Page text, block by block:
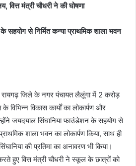
वित्त मंत्री चौधरी ने की घोषणा
सहयोग से निर्मित कन्या प्राथमिक शाला भवन
रायगढ़ जिले के नगर पंचायत लैलूंगा में 2 करोड़
विकास कार्यों का लोकार्पण और
जयदयाल सिंघानिया फाउंडेशन के सहयोग से
शाला भवन का लोकार्पण किया, साथ ही
की प्रतिमा का अनावरण भी किया।
हुए वित्त मंत्री चौधरी ने स्कूल के छात्रों को